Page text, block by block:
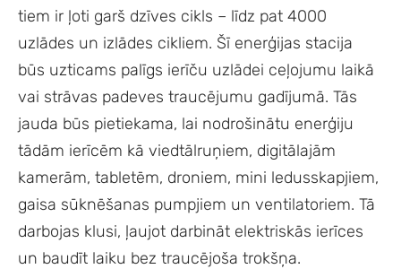
tiem ir ļoti garš dzīves cikls – līdz pat 4000
uzlādes un izlādes cikliem. Šī enerģijas stacija
būs uzticams palīgs ierīču uzlādei ceļojumu laikā
vai strāvas padeves traucējumu gadījumā. Tās
jauda būs pietiekama, lai nodrošinātu enerģiju
tādām ierīcēm kā viedtālruņiem, digitālajām
kamerām, tabletēm, droniem, mini ledusskapjiem,
gaisa sūknēšanas pumpjiem un ventilatoriem. Tā
darbojas klusi, ļaujot darbināt elektriskās ierīces
un baudīt laiku bez traucējoša trokšņa.